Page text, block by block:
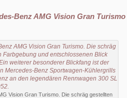
Benz AMG Vision Gran Turismo
Vision Gran Turismo. Die schräg gestellten